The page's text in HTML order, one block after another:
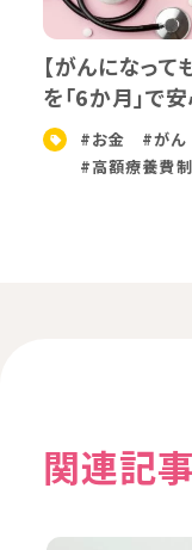
【がんになっ
を「6か月」で
#お金 #がん
#高額療養費
関連記事